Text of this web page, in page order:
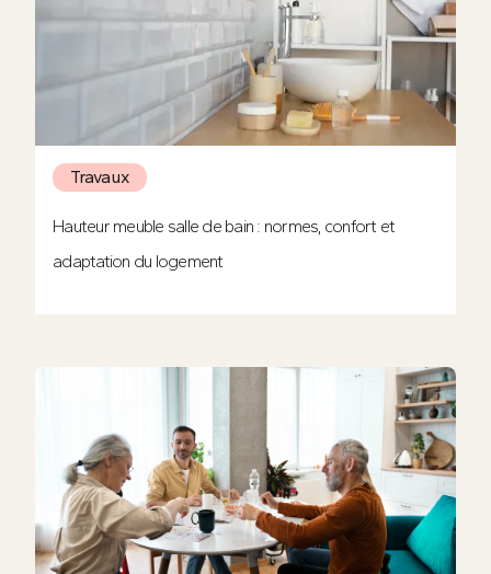
Travaux
Hauteur meuble salle de bain : normes, confort et
adaptation du logement